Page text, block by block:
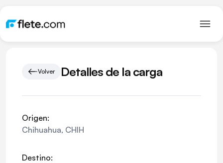
Volver Detalles de la carga
Origen:
Chihuahua, CHIH
Destino: